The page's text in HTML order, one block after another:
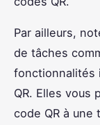
Par ailleurs,
de tâches
fonctionnalités
QR. Elles vous
code QR à une